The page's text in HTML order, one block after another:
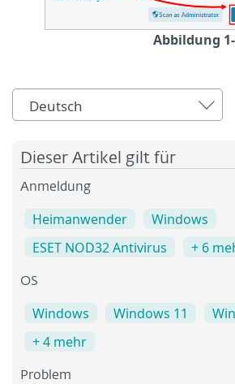
Abbildung
Deutsch
Dieser Artikel gilt für
Anmeldung
Heimanwender
Windows
ESET NOD32 Antivirus
+ 6
OS
Windows Windows 11
+ 4 mehr
Problem